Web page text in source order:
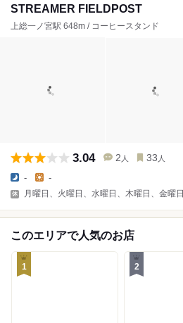
STREAMER FIELDPOST
上総一ノ宮駅 648m / コーヒースタンド
3.04 2 人 33 人
- -
月曜日、火曜日、水曜日、木曜日、金曜日
このエリアで人気のお店
1 2